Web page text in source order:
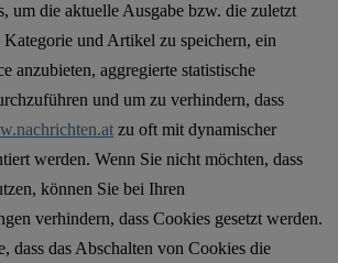
um die aktuelle Ausgabe bzw. die zuletzt
Kategorie und Artikel zu speichern, ein
anzubieten, aggregierte statistische
und um zu verhindern, dass
zu oft mit dynamischer
werden. Wenn Sie nicht möchten, dass
können Sie bei Ihren
verhindern, dass Cookies gesetzt werden.
dass das Abschalten von Cookies die